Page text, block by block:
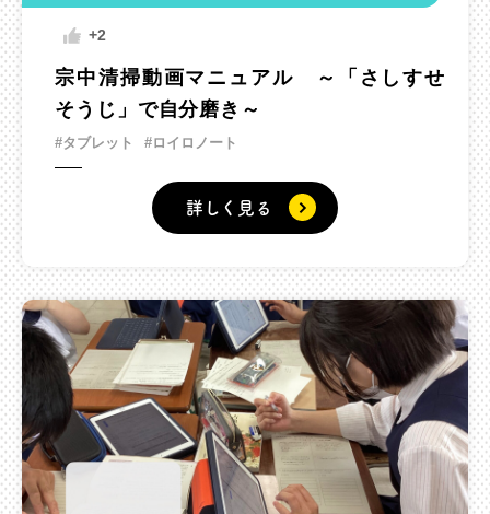
+2
宗中清掃動画マニュアル ～「さしすせ
そうじ」で自分磨き～
#タブレット #ロイロノート
詳しく見る